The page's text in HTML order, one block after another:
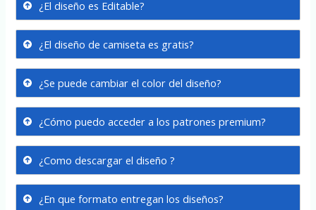
¿El diseño es Editable?
¿El diseño de camiseta es gratis?
¿Se puede cambiar el color del diseño?
¿Cómo puedo acceder a los patrones premium?
¿Como descargar el diseño ?
¿En que formato entregan los diseños?